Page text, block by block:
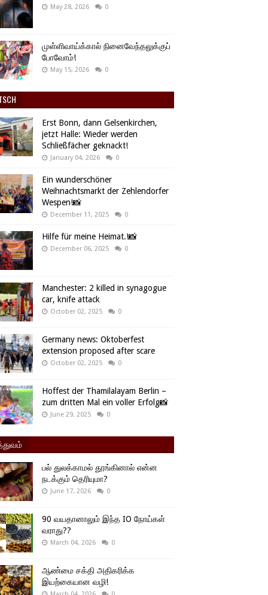
May 28, 2026 0
முள்ளிவாய்க்கால் நினைவேந்தலுக்குப்
போவோம்!
May 15, 2026 0
Erst Bonn, dann Gelsenkirchen,
jetzt Halle: Wieder werden
Schließfächer geknackt!
January 04, 2026 0
Ein wunderschöner
Weihnachtsmarkt der Zehlendorfer
Wespen!📸
December 11, 2025 0
Hilfe für meine Heimat.!📸
December 06, 2025 0
Manchester: 2 killed in synagogue
car, knife attack
October 02, 2025 0
Germany news: Oktoberfest
extension proposed after scare
October 02, 2025 0
Hoffest der Thamilalayam Berlin –
zum dritten Mal ein voller Erfolg📸
June 29, 2025 0
பல் துலக்காமல் தூங்கினால் என்ன
நடக்கும் தெரியுமா?
June 17, 2026 0
90 வயதானாலும் இந்த IO நோய்கள்
வராது??
March 04, 2026 0
ஆண்மை சக்தி அதிகரிக்க
இயற்கையான வழி!